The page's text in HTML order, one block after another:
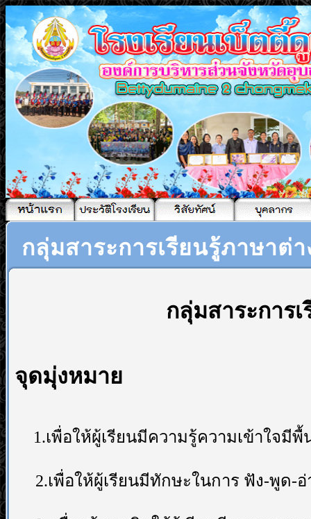
กลุ่มสาระการเรียนรู้ภาษาต่า
กลุ่มสาระการ
จุดมุ่งหมาย
1.เพื่อให้ผู้เรียนมีความรู้ความเข้าใจมี
2.เพื่อให้ผู้เรียนมีทักษะในการ ฟัง-พูด-